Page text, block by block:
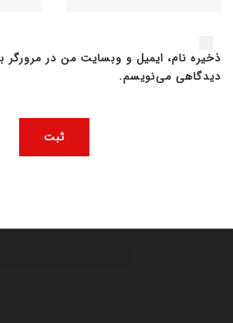
ذخیره نام، ایمیل و وبسایت من در مرورگر
دیدگاهی می‌نویسم.